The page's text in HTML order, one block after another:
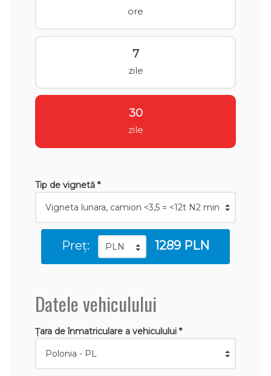
ore
7
zile
30
zile
Tip de vignetă *
Preț: 1289 PLN
Datele vehiculului
Țara de înmatriculare a vehiculului *